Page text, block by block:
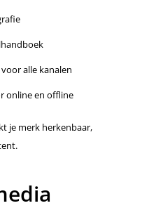
alle kanalen
online en offline
je merk herkenbaar,